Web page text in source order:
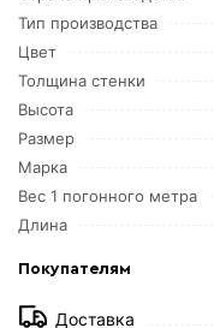
Тип производства
Цвет
Толщина стенки
Высота
Размер
Марка
Вес 1 погонного метра
Длина
Покупателям
Доставка